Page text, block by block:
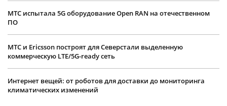
МТС испытала 5G оборудование Open RAN на отечественном
ПО
МТС и Ericsson построят для Северстали выделенную
коммерческую LTE/5G-ready сеть
Интернет вещей: от роботов для доставки до мониторинга
климатических изменений